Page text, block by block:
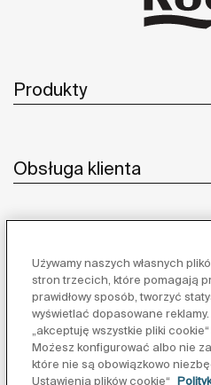
Produkty
Obsługa klienta
Inspiracja
Używamy naszych własnych
stron trzecich, które pomagają
prawidłowy sposób, tworzyć
wyświetlać dopasowane
„akceptuję wszystkie pliki
Możesz konfigurować albo nie
które nie są obowiązkowo
Ustawienia plików cookie“